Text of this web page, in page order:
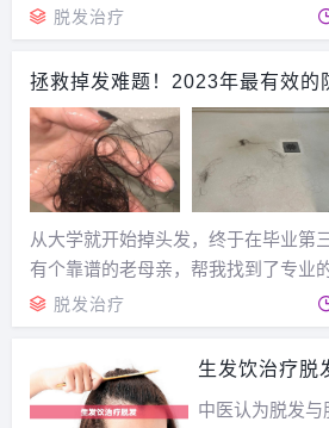
终于搞定了我的脱发烦恼！！！光是
那么多年猛掉的头发……真佩服我自
以掉！总之，我以前真的是被脱发整
脱发治疗
拯救掉发难题！2023年最有效的
从大学就开始掉头发，终于在毕业
有个靠谱的老母亲，帮我找到了专业
终于搞定了我的脱发烦恼！！！光是
那么多年猛掉的头发……真佩服我自
以掉！总之，我以前真的是被脱发整
脱发治疗
生发饮治疗脱
中医认为脱发与